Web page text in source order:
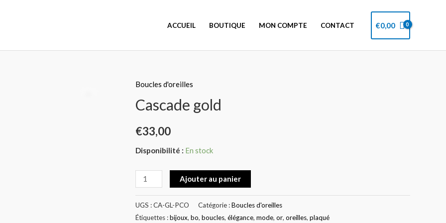
ACCUEIL BOUTIQUE MON COMPTE CONTACT €0,00
Boucles d'oreilles
Cascade gold
€33,00
Disponibilité : En stock
quantité
de
Cascade
gold
Ajouter au panier
UGS :CA-GL-PCO Catégorie :Boucles d'oreilles
Étiquettes :bijoux, bo, boucles, élégance, mode, or, oreilles, plaqué